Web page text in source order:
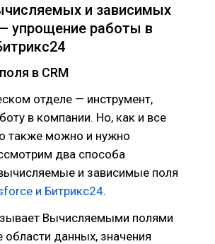
и зависимых
упрощение работы в
в CRM
отделе — инструмент,
в компании. Но, как и все
также можно и нужно
два способа
и зависимые поля
и Битрикс24.
Вычисляемыми полями
данных, значения